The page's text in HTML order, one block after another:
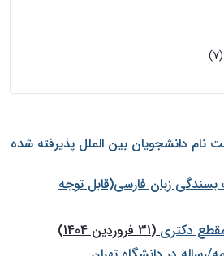
(7)
نام دانشجويان بين الملل پذيرفته شده
زبان فارسی(قابل توجه
دکتری(31 فروردین 1404)